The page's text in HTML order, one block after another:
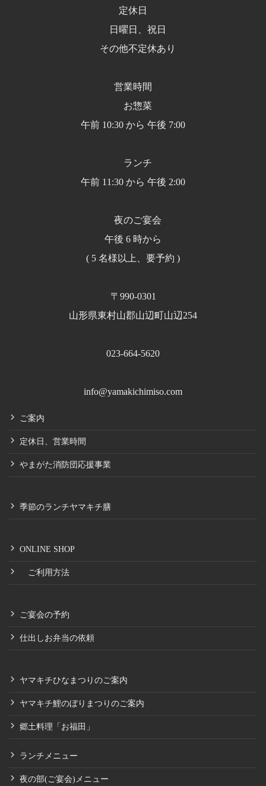
定休日
日曜日、祝日
その他不定休あり
営業時間
お惣菜
午前 10:30 から 午後 7:00
ランチ
午前 11:30 から 午後 2:00
夜のご宴会
午後 6 時から
( 5 名様以上、要予約 )
〒990-0301
山形県東村山郡山辺町山辺254
023-664-5620
info@yamakichimiso.com
ご案内
定休日、営業時間
やまがた消防団応援事業
季節のランチヤマキチ膳
ONLINE SHOP
ご利用方法
ご宴会の予約
仕出しお弁当の依頼
ヤマキチひなまつりのご案内
ヤマキチ鯉のぼりまつりのご案内
郷土料理「お福田」
ランチメニュー
夜の部(ご宴会)メニュー